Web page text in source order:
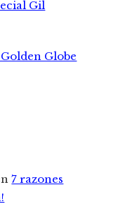
Gil
Globe
7 razones